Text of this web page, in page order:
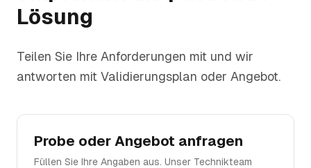
Lösung
Teilen Sie Ihre Anforderungen mit und wir
antworten mit Validierungsplan oder Angebot.
Probe oder Angebot anfragen
Füllen Sie Ihre Angaben aus. Unser Technikteam